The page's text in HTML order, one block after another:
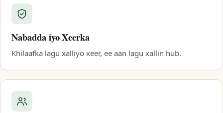
Nabadda iyo Xeerka
Khilaafka lagu xalliyo xeer, ee aan lagu xallin hub.